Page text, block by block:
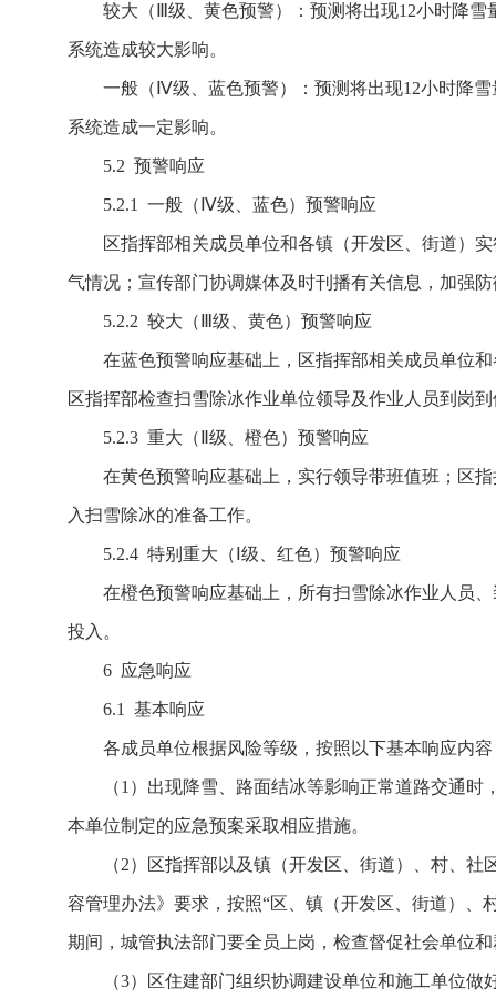
较大（Ⅲ级、黄色预警）：预测将出现12小时降
系统造成较大影响。
一般（Ⅳ级、蓝色预警）：预测将出现12小时降
系统造成一定影响。
5.2 预警响应
5.2.1 一般（Ⅳ级、蓝色）预警响应
区指挥部相关成员单位和各镇（开发区、街道）
气情况；宣传部门协调媒体及时刊播有关信息，加强
5.2.2 较大（Ⅲ级、黄色）预警响应
在蓝色预警响应基础上，区指挥部相关成员单位
区指挥部检查扫雪除冰作业单位领导及作业人员到岗
5.2.3 重大（Ⅱ级、橙色）预警响应
在黄色预警响应基础上，实行领导带班值班；区
入扫雪除冰的准备工作。
5.2.4 特别重大（Ⅰ级、红色）预警响应
在橙色预警响应基础上，所有扫雪除冰作业人员
投入。
6 应急响应
6.1 基本响应
各成员单位根据风险等级，按照以下基本响应内
（1）出现降雪、路面结冰等影响正常道路交通
本单位制定的应急预案采取相应措施。
（2）区指挥部以及镇（开发区、街道）、村、
容管理办法》要求，按照“区、镇（开发区、街道）
期间，城管执法部门要全员上岗，检查督促社会单位
（3）区住建部门组织协调建设单位和施工单位